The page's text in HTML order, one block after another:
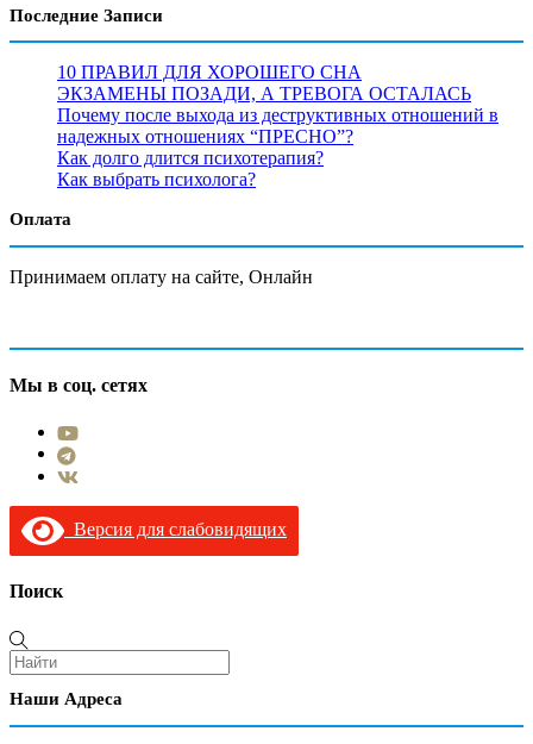
Последние Записи
10 ПРАВИЛ ДЛЯ ХОРОШЕГО СНА
ЭКЗАМЕНЫ ПОЗАДИ, А ТРЕВОГА ОСТАЛАСЬ
Почему после выхода из деструктивных отношений в
надежных отношениях “ПРЕСНО”?
Как долго длится психотерапия?
Как выбрать психолога?
Оплата
Принимаем оплату на сайте, Онлайн
Мы в соц. сетях
Версия для слабовидящих
Поиск
Наши Адреса